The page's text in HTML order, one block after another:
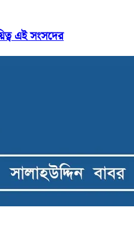
এই সংসদের